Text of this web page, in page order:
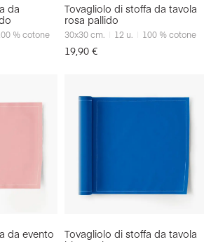
da
% cotone
Tovagliolo di stoffa da tavola
rosa pallido
30x30cm. 12 u. 100 % cotone
19,90 €
da evento
Tovagliolo di stoffa da tavola